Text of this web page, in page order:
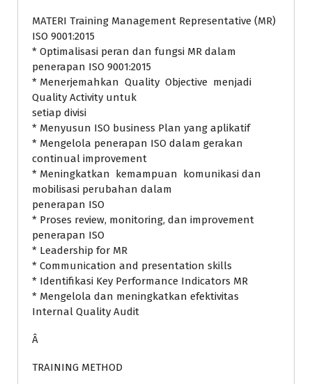
MATERI Training Management Representative (MR)
ISO 9001:2015
* Optimalisasi peran dan fungsi MR dalam
penerapan ISO 9001:2015
* Menerjemahkan Quality Objective menjadi
Quality Activity untuk
setiap divisi
* Menyusun ISO business Plan yang aplikatif
* Mengelola penerapan ISO dalam gerakan
continual improvement
* Meningkatkan kemampuan komunikasi dan
mobilisasi perubahan dalam
penerapan ISO
* Proses review, monitoring, dan improvement
penerapan ISO
* Leadership for MR
* Communication and presentation skills
* Identifikasi Key Performance Indicators MR
* Mengelola dan meningkatkan efektivitas
Internal Quality Audit
Â
TRAINING METHOD